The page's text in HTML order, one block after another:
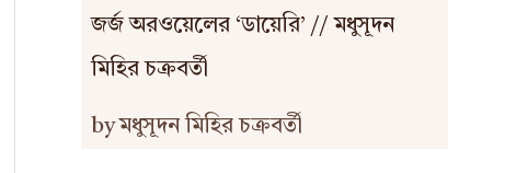
জর্জ অরওয়েলের ‘ডায়েরি’ // মধুসূদন
মিহির চক্রবর্তী
by মধুসূদন মিহির চক্রবর্তী